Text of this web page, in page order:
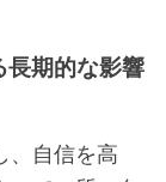
長期的な影響
、自信を高